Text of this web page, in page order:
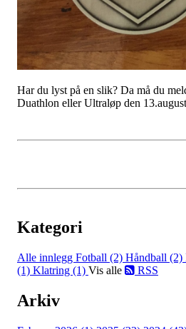
Har du lyst på en slik? Da må du
Duathlon eller Ultraløp den
Kategori
Alle innlegg Fotball (2) Håndball (2)
(1) Klatring (1) Vis alle RSS
Arkiv